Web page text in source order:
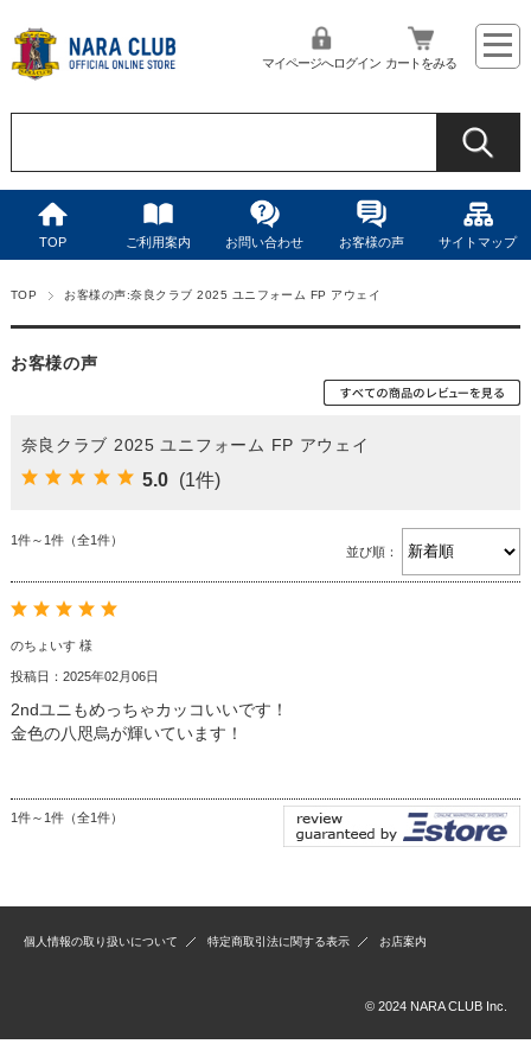
マイページへログイン カートをみる
TOP ご利用案内 お問い合わせ お客様の声 サイトマップ
TOP お客様の声:奈良クラブ 2025 ユニフォーム FP アウェイ
お客様の声
奈良クラブ 2025 ユニフォーム FP アウェイ
5.0 (1件)
1件～1件（全1件）
並び順：
のちょいす 様
投稿日：2025年02月06日
2ndユニもめっちゃカッコいいです！
金色の八咫烏が輝いています！
1件～1件（全1件）
個人情報の取り扱いについて 特定商取引法に関する表示 お店案内
© 2024 NARA CLUB Inc.